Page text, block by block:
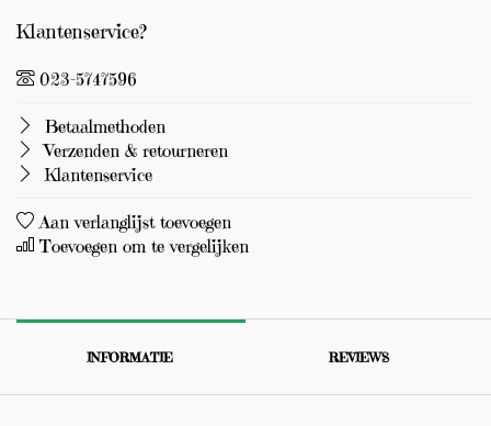
Klantenservice?
023-5747596
Betaalmethoden
Verzenden & retourneren
Klantenservice
Aan verlanglijst toevoegen
Toevoegen om te vergelijken
INFORMATIE REVIEWS